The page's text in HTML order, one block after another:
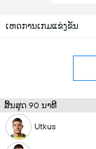
ເຫດການເກມແຂ່ງຂັນ
ສິ້ນສຸດ 90 ນາທີ
Utkus